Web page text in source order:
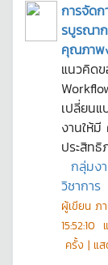
การจัดก
รบูรณาก
คุณภาพ
แนวคิด
เปลี่ยนแ
งานให้มี
ประสิทธิ
กลุ่มง
วิชาการ
ผู้เขียน ภ
15:52:10
ครั้ง | แ